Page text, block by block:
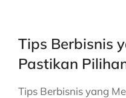
Tips Berbisnis
Pastikan
Tips Berbisnis yang